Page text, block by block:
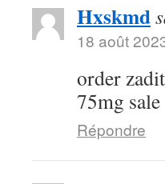
Hxskmd
18 août
order
75mg sale
Répondre